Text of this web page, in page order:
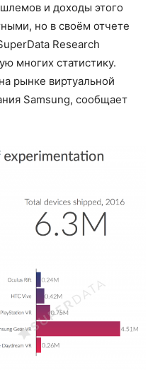
и доходы этого
но в своём отчете
Research
многих статистику.
рынке виртуальной
Samsung, сообщает